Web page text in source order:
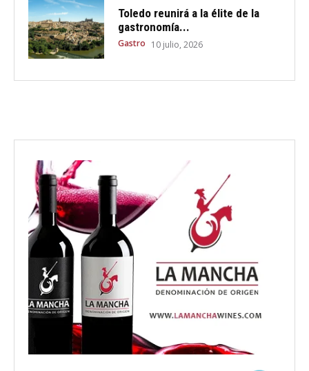
Toledo reunirá a la élite de la
gastronomía...
Gastro 10 julio, 2026